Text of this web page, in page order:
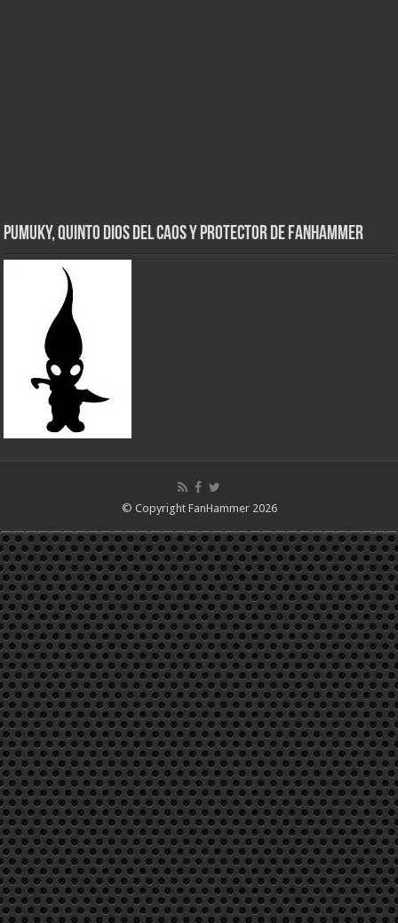
Pumuky, Quinto Dios del Caos y Protector de FanHammer
© Copyright FanHammer 2026